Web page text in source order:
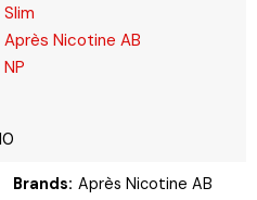
Slim
Après Nicotine AB
NP
Brands: Après Nicotine AB